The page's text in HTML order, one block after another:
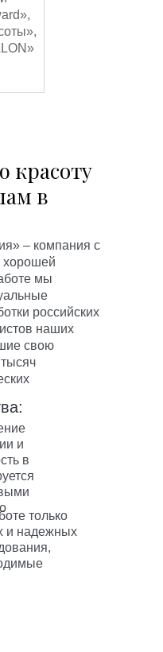
красоту
в
– компания с
хорошей
мы
российских
наших
свою
и
в
только
и надежных